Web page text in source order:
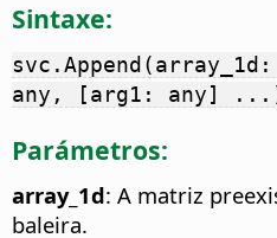
Sintaxe:
any, [arg1: any]
Parámetros:
array_1d: A matriz
baleira.